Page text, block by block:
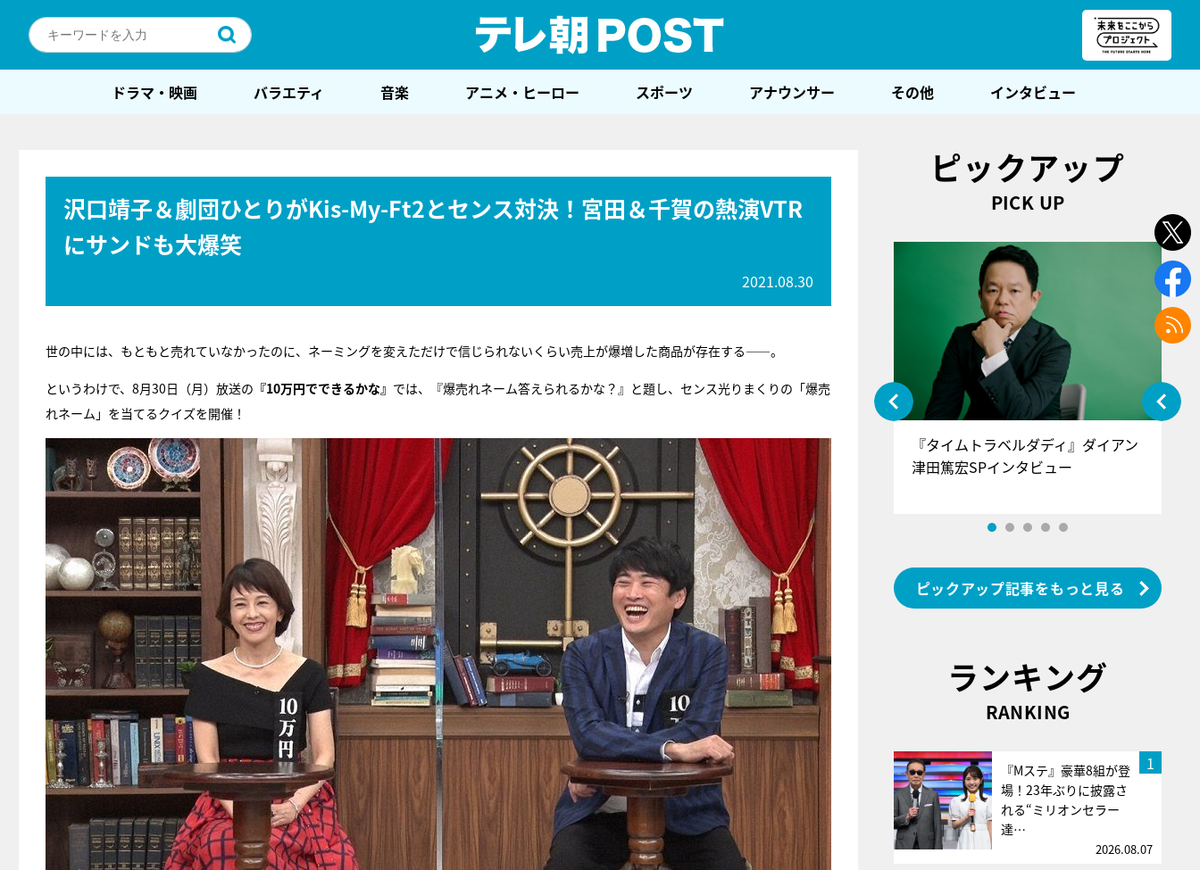
ドラマ・映画 バラエティ 音楽 アニメ・ヒーロー スポーツ アナウンサー その他 インタビュー
沢口靖子＆劇団ひとりがKis-My-Ft2とセンス対決！宮田＆千賀の熱演VTR
にサンドも大爆笑
2021.08.30
世の中には、もともと売れていなかったのに、ネーミングを変えただけで信じられないくらい売上が爆増した商品が存在する――。
というわけで、8月30日（月）放送の 『10万円でできるかな』 では、『爆売れネーム答えられるかな？』と題し、センス光りまくりの「爆売
れネーム」を当てるクイズを開催！
ピックアップ
PICK UP
『アイ＝ラブ！げーみんぐ』＝LOV
E齋藤樹愛羅＆佐々木舞香SPインタ
ビュー
『タイムトラベルダディ』ダイアン
津田篤宏SPインタビュー
ピックアップ記事をもっと見る
ランキング
RANKING
1
『Mステ』豪華8組が登
場！23年ぶりに披露さ
れる“ミリオンセラー
達…
2026.08.07